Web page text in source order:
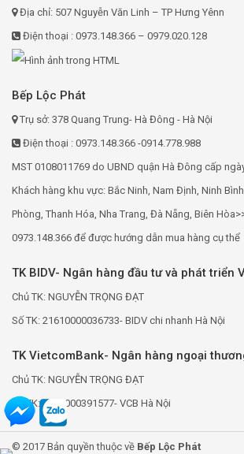
Địa chỉ: 507 Nguyễn Văn Linh – TP Hưng Yênn
Điện thoại : 0973.148.366 – 0979.020.128
Bếp Lộc Phát
Trụ sở: 378 Quang Trung- Hà Đông - Hà Nội
Điện thoại : 0973.148.366 -0914.778.988
MST 0108011769 do UBND quận Hà Đông cấp
Khách hàng khu vực: Bắc Ninh, Nam Định, Ninh
Phòng, Thanh Hóa, Nha Trang, Đà Nẵng, Biên
0973.148.366 để được hướng dẫn mua hàng cụ thể
TK BIDV- Ngân hàng đầu tư và phát triển
Chủ TK: NGUYỄN TRỌNG ĐẠT
Số TK: 21610000036733- BIDV chi nhanh Hà Nội
TK VietcomBank- Ngân hàng ngoại
Chủ TK: NGUYỄN TRỌNG ĐẠT
Số TK: 0691000391577- VCB Hà Nội
© 2017 Bản quyền thuộc về Bếp Lộc Phát